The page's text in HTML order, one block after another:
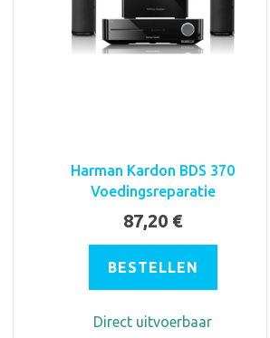
Harman Kardon BDS 370
Voedingsreparatie
87,20 €
BESTELLEN
Direct uitvoerbaar